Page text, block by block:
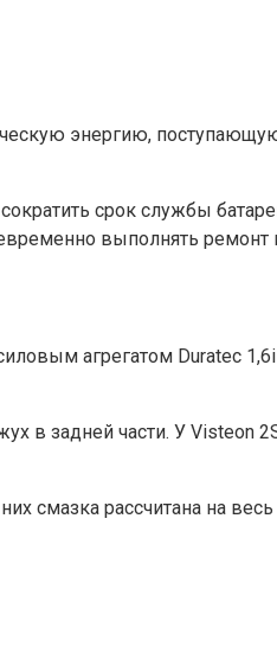
энергию,
срок службы
выполнять ремонт
агрегатом Duratec
в задней части. У Visteon
смазка рассчитана на